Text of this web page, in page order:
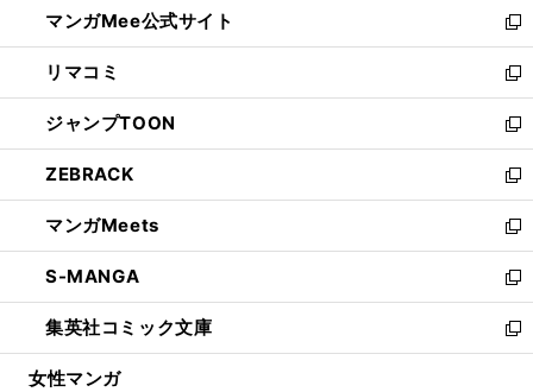
く
ド
ウ
で
開
く
ィ
ン
ド
ウ
で
開
く
い
ウ
ィ
ン
ド
ウ
で
開
く
マンガMee公式サイト
新
し
い
ウ
ィ
ン
ド
ウ
で
開
く
リマコミ
新
し
い
ウ
ィ
ン
ド
ウ
で
開
く
ジャンプTOON
新
し
い
ウ
ィ
ン
ド
ウ
で
開
ZEBRACK
新
し
い
ウ
ィ
ン
ド
ウ
マンガMeets
新
し
い
ウ
ィ
ン
S-MANGA
新
し
い
ウ
集英社コミック文庫
新
し
女性マンガ